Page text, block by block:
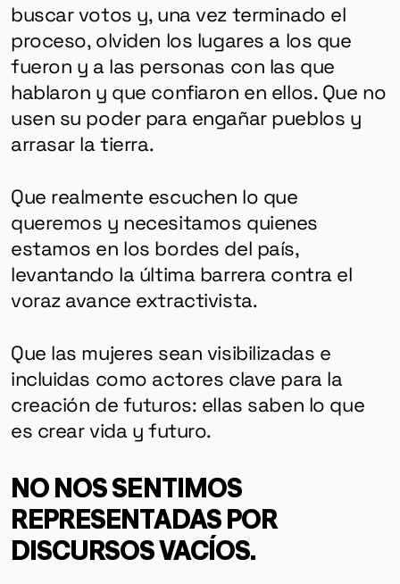
buscar votos y, una vez terminado el
proceso, olviden los lugares a los que
fueron y a las personas con las que
hablaron y que confiaron en ellos. Que no
usen su poder para engañar pueblos y
arrasar la tierra.
Que realmente escuchen lo que
queremos y necesitamos quienes
estamos en los bordes del país,
levantando la última barrera contra el
voraz avance extractivista.
Que las mujeres sean visibilizadas e
incluidas como actores clave para la
creación de futuros: ellas saben lo que
es crear vida y futuro.
NO NOS SENTIMOS
REPRESENTADAS POR
DISCURSOS VACÍOS.